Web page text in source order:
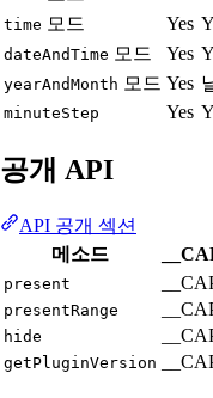
time 모드 Yes
dateAndTime 모드 Yes
yearAndMonth 모드 Yes
minuteStep Yes
공개 API
API 공개 섹션
메소드
present
presentRange
hide
getPluginVersion